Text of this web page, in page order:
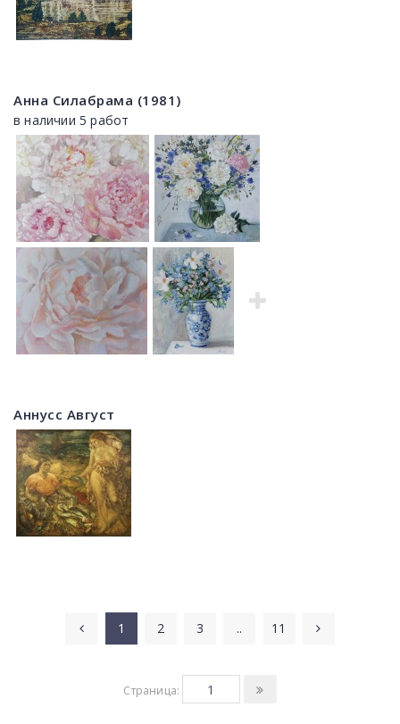
Анна Силабрама (1981)
в наличии 5 работ
Аннусс Август
1 2 3 .. 11
Страница: